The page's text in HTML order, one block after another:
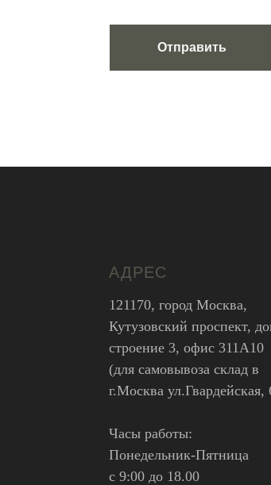
Отправить
АДРЕС
121170, город Москва,
Кутузовский проспект,
строение 3, офис 311А10
(для самовывоза склад в
г.Москва ул.Гвардейская,
Часы работы:
Понедельник-Пятница
с 9:00 до 18.00